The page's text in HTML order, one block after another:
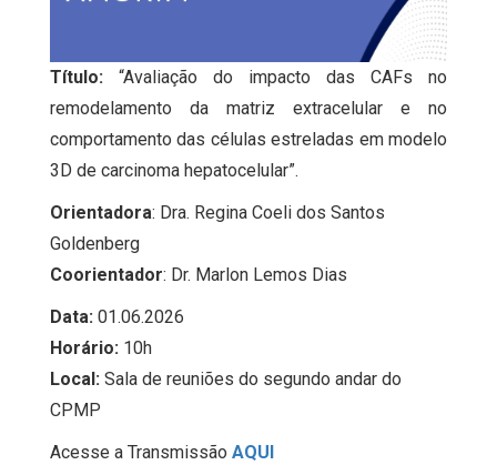
Título: “Avaliação do impacto das CAFs no
remodelamento da matriz extracelular e no
comportamento das células estreladas em modelo
3D de carcinoma hepatocelular”.
Orientadora: Dra. Regina Coeli dos Santos
Goldenberg
Coorientador: Dr. Marlon Lemos Dias
Data: 01.06.2026
Horário: 10h
Local: Sala de reuniões do segundo andar do
CPMP
Acesse a Transmissão AQUI